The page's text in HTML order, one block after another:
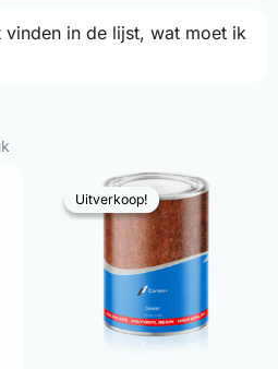
vinden in de lijst, wat moet ik
Uitverkoop!
Uitverkoop!